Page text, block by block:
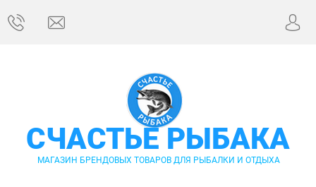
СЧАСТЬЕ РЫБАКА
МАГАЗИН БРЕНДОВЫХ ТОВАРОВ ДЛЯ РЫБАЛКИ И ОТДЫХА